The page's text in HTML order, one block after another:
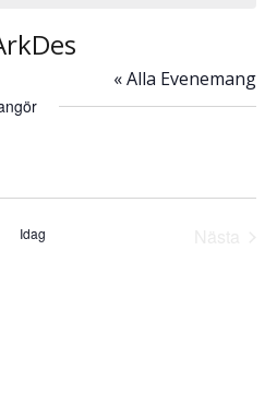
« Alla Evenemang
Idag